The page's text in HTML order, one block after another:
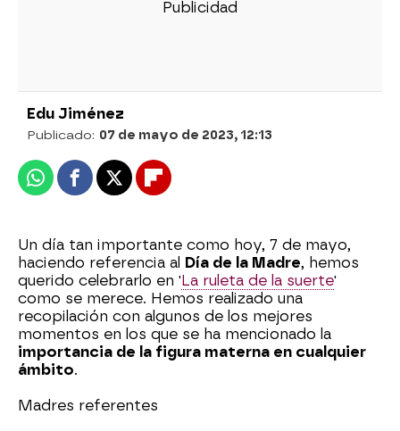
Edu Jiménez
Publicado: 07 de mayo de 2023, 12:13
WhatsappFacebook
X Flipboard
Un día tan importante como hoy, 7 de mayo,
haciendo referencia al Día de la Madre, hemos
querido celebrarlo en 'La ruleta de la suerte'
como se merece. Hemos realizado una
recopilación con algunos de los mejores
momentos en los que se ha mencionado la
importancia de la figura materna en cualquier
ámbito.
Madres referentes